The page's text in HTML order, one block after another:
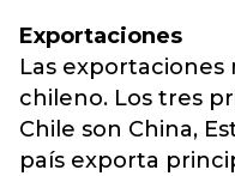
Exportaciones
Las exportaciones
chileno. Los tres
Chile son China,
país exporta